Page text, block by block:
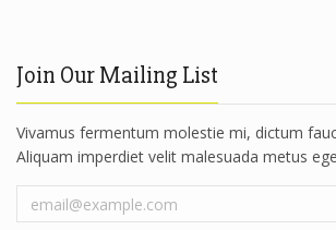
Join Our Mailing List
Vivamus fermentum molestie mi, dictum
Aliquam imperdiet velit malesuada metus